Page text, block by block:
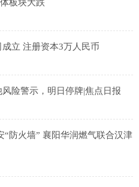
板块大跌
立 注册资本3万人民币
险警示，明日停牌|焦点日报
燃气联合汉津